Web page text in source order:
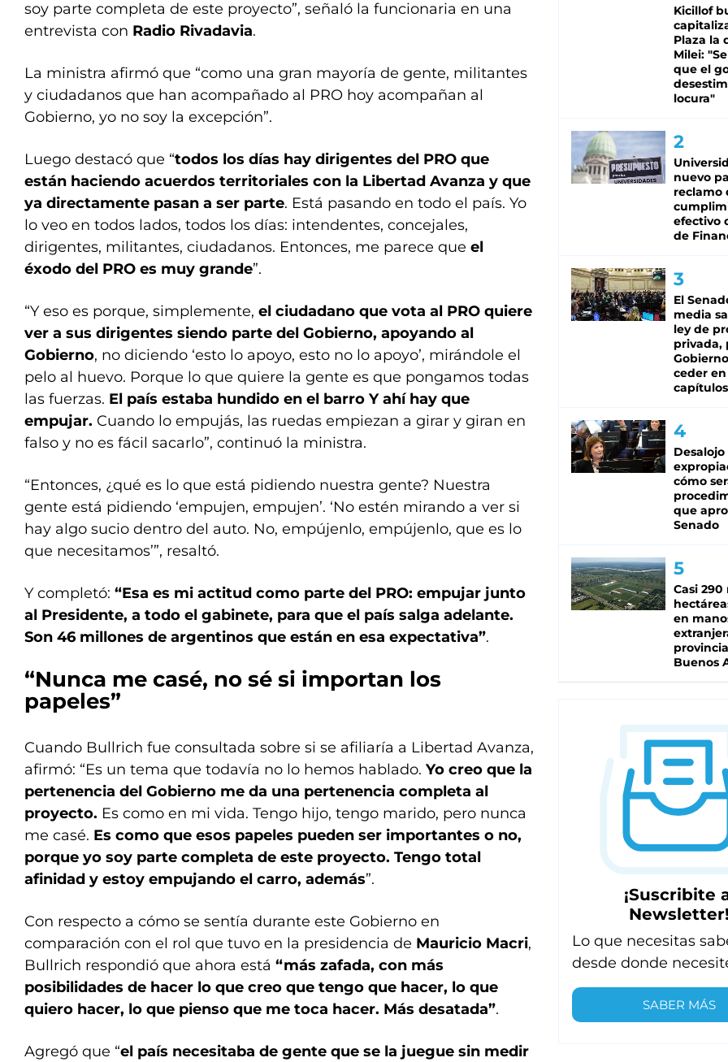
soy parte completa de este proyecto”, señaló la funcionaria en una
entrevista con Radio Rivadavia.
La ministra afirmó que “como una gran mayoría de gente, militantes
y ciudadanos que han acompañado al PRO hoy acompañan al
Gobierno, yo no soy la excepción”.
Luego destacó que “todos los días hay dirigentes del PRO que
están haciendo acuerdos territoriales con la Libertad Avanza y que
ya directamente pasan a ser parte. Está pasando en todo el país. Yo
lo veo en todos lados, todos los días: intendentes, concejales,
dirigentes, militantes, ciudadanos. Entonces, me parece que el
éxodo del PRO es muy grande”.
“Y eso es porque, simplemente, el ciudadano que vota al PRO quiere
ver a sus dirigentes siendo parte del Gobierno, apoyando al
Gobierno, no diciendo ‘esto lo apoyo, esto no lo apoyo’, mirándole el
pelo al huevo. Porque lo que quiere la gente es que pongamos todas
las fuerzas. El país estaba hundido en el barro Y ahí hay que
empujar. Cuando lo empujás, las ruedas empiezan a girar y giran en
falso y no es fácil sacarlo”, continuó la ministra.
“Entonces, ¿qué es lo que está pidiendo nuestra gente? Nuestra
gente está pidiendo ‘empujen, empujen’. ‘No estén mirando a ver si
hay algo sucio dentro del auto. No, empújenlo, empújenlo, que es lo
que necesitamos’”, resaltó.
Y completó: “Esa es mi actitud como parte del PRO: empujar junto
al Presidente, a todo el gabinete, para que el país salga adelante.
Son 46 millones de argentinos que están en esa expectativa”.
“Nunca me casé, no sé si importan los
papeles”
Cuando Bullrich fue consultada sobre si se afiliaría a Libertad Avanza,
afirmó: “Es un tema que todavía no lo hemos hablado. Yo creo que la
pertenencia del Gobierno me da una pertenencia completa al
proyecto. Es como en mi vida. Tengo hijo, tengo marido, pero nunca
me casé. Es como que esos papeles pueden ser importantes o no,
porque yo soy parte completa de este proyecto. Tengo total
afinidad y estoy empujando el carro, además”.
Con respecto a cómo se sentía durante este Gobierno en
comparación con el rol que tuvo en la presidencia de Mauricio Macri,
Bullrich respondió que ahora está “más zafada, con más
posibilidades de hacer lo que creo que tengo que hacer, lo que
quiero hacer, lo que pienso que me toca hacer. Más desatada”.
Agregó que “el país necesitaba de gente que se la juegue sin medir
Kicillof
Plaza la
Milei:
que el
locura"
nuevo
reclamo
efectivo
de
El
media
ley de
privada,
ceder
capítulos
cómo
que
Senado
Casi 290
en
Buenos
¡Suscribite
Newsletter!
Lo que necesitas
desde donde
SABER MÁS